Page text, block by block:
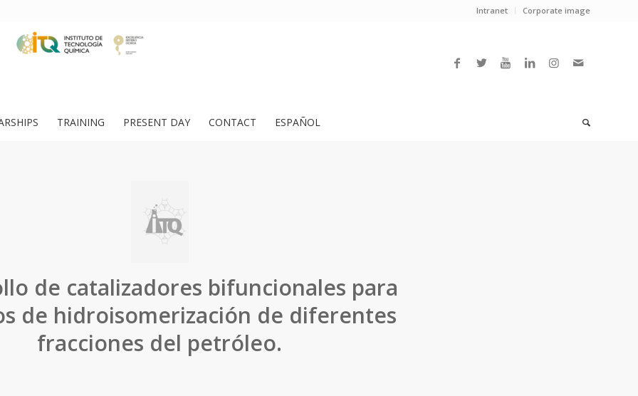
Intranet Corporate image
TRAINING PRESENT DAY CONTACT ESPAÑOL
de catalizadores bifuncionales para
de hidroisomerización de diferentes
fracciones del petróleo.